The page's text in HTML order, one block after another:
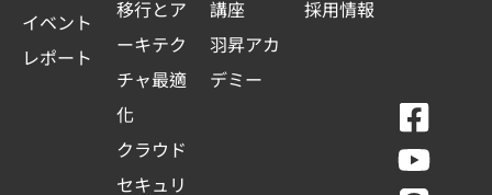
イベント
レポート
移行とア
ーキテク
チャ最適
化
クラウド
セキュリ
講座
羽昇アカ
デミー
採用情報
F
a
c
Y
o
u
L
i
n
L
i
n